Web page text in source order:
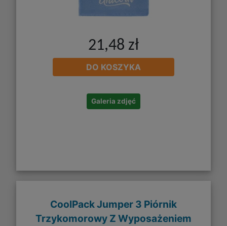
21,48 zł
DO KOSZYKA
Galeria zdjęć
CoolPack Jumper 3 Piórnik
Trzykomorowy Z Wyposażeniem